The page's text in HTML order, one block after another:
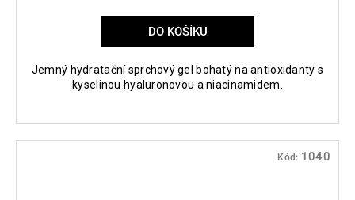
DO KOŠÍKU
Jemný hydratační sprchový gel bohatý na antioxidanty s
kyselinou hyaluronovou a niacinamidem.
Kód: 1040